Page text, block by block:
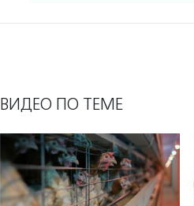
ВИДЕО ПО ТЕМЕ